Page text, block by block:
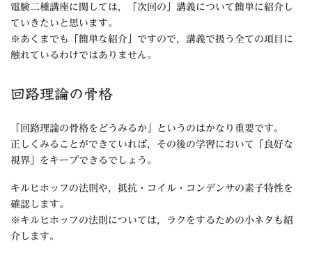
電験二種講座に関しては，「次回の」講義について簡単に紹介し
ていきたいと思います。
※あくまでも「簡単な紹介」ですので，講義で扱う全ての項目に
触れているわけではありません。
回路理論の骨格
「回路理論の骨格をどうみるか」というのはかなり重要です。
正しくみることができていれば，その後の学習において「良好な
視界」をキープできるでしょう。
キルヒホッフの法則や，抵抗・コイル・コンデンサの素子特性を
確認します。
※キルヒホッフの法則については，ラクをするための小ネタも紹
介します。